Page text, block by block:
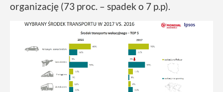
organizację (73 proc. – spadek o 7 p.p).